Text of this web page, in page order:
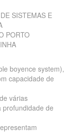
SISTEMAS E
PORTO
boyence system),
capacidade de
várias
profundidade de